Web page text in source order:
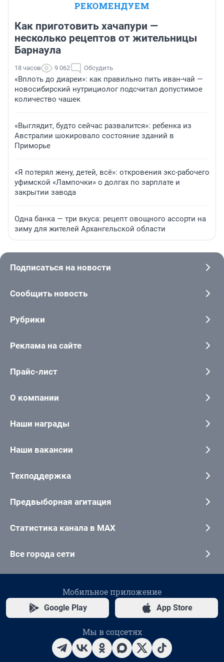
РЕКОМЕНДУЕМ
Как приготовить хачапури —
несколько рецептов от жительницы
Барнаула
18 часов 9 062 Обсудить
«Вплоть до диареи»: как правильно пить иван-чай —
новосибирский нутрициолог подсчитал допустимое
количество чашек
«Выглядит, будто сейчас развалится»: ребенка из
Австралии шокировало состояние зданий в
Приморье
«Я потерял жену, детей, всё»: откровения экс-рабочего
уфимской «Лампочки» о долгах по зарплате и
закрытии завода
Одна банка — три вкуса: рецепт овощного ассорти на
зиму для жителей Архангельской области
Подписаться на новости
Сообщить новость
Рубрики
Реклама на сайте
Прайс-лист
О компании
Наши награды
Наши вакансии
Техподдержка
Предвыборная агитация
Статистика канала в MAX
Все города сети
Мобильное приложение
Google Play App Store
Мы в соцсетях